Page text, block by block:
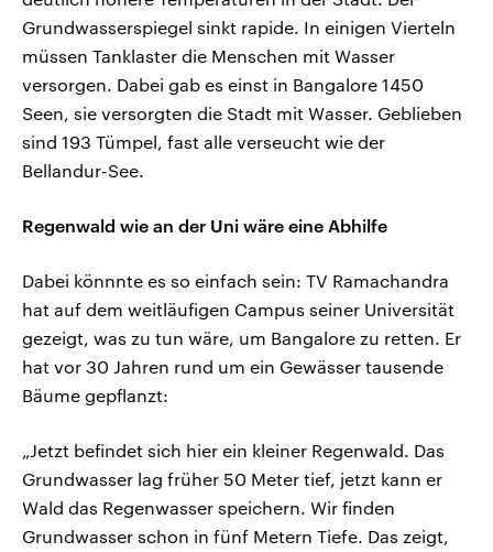
Grundwasserspiegel sinkt rapide. In einigen Vierteln
müssen Tanklaster die Menschen mit Wasser
versorgen. Dabei gab es einst in Bangalore 1450
Seen, sie versorgten die Stadt mit Wasser. Geblieben
sind 193 Tümpel, fast alle verseucht wie der
Bellandur-See.
Regenwald wie an der Uni wäre eine Abhilfe
Dabei könnnte es so einfach sein: TV Ramachandra
hat auf dem weitläufigen Campus seiner Universität
gezeigt, was zu tun wäre, um Bangalore zu retten. Er
hat vor 30 Jahren rund um ein Gewässer tausende
Bäume gepflanzt:
„Jetzt befindet sich hier ein kleiner Regenwald. Das
Grundwasser lag früher 50 Meter tief, jetzt kann er
Wald das Regenwasser speichern. Wir finden
Grundwasser schon in fünf Metern Tiefe. Das zeigt,